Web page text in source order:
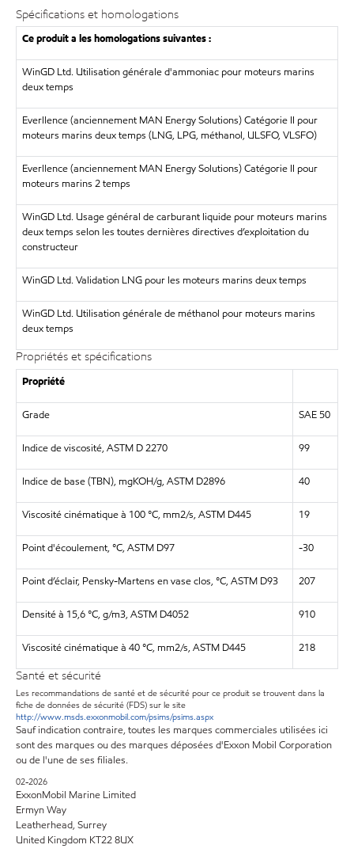
Spécifications et homologations
Ce produit a les homologations suivantes :
WinGD Ltd. Utilisation générale d'ammoniac pour moteurs marins
deux temps
Everllence (anciennement MAN Energy Solutions) Catégorie II pour
moteurs marins deux temps (LNG, LPG, méthanol, ULSFO, VLSFO)
Everllence (anciennement MAN Energy Solutions) Catégorie II pour
moteurs marins 2 temps
WinGD Ltd. Usage général de carburant liquide pour moteurs marins
deux temps selon les toutes dernières directives d’exploitation du
constructeur
WinGD Ltd. Validation LNG pour les moteurs marins deux temps
WinGD Ltd. Utilisation générale de méthanol pour moteurs marins
deux temps
Propriétés et spécifications
Propriété
Grade SAE 50
Indice de viscosité, ASTM D 2270 99
Indice de base (TBN), mgKOH/g, ASTM D2896 40
Viscosité cinématique à 100 °C, mm2/s, ASTM D445 19
Point d'écoulement, °C, ASTM D97 -30
Point d’éclair, Pensky-Martens en vase clos, °C, ASTM D93 207
Densité à 15,6 °C, g/m3, ASTM D4052 910
Viscosité cinématique à 40 °C, mm2/s, ASTM D445 218
Santé et sécurité
Les recommandations de santé et de sécurité pour ce produit se trouvent dans la
fiche de données de sécurité (FDS) sur le site
http://www.msds.exxonmobil.com/psims/psims.aspx
Sauf indication contraire, toutes les marques commerciales utilisées ici
sont des marques ou des marques déposées d'Exxon Mobil Corporation
ou de l'une de ses filiales.
02-2026
ExxonMobil Marine Limited
Ermyn Way
Leatherhead, Surrey
United Kingdom KT22 8UX